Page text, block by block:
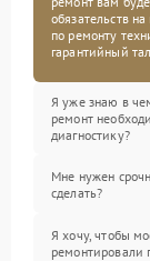
обязательств
по ремонту
гарантийный
Я уже знаю в
ремонт
диагностику?
Мне нужен
сделать?
Я хочу, чтобы
ремонтировали